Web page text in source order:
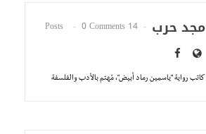
مجد حرب 14 Posts
0 Comments
كاتب رواية "ياسمين رماد أبيض"، مُهتم بالأدب والفلسفة